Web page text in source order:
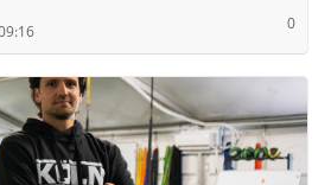
0